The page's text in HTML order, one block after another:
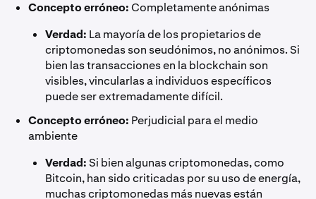
Concepto erróneo:Completamente anónimas
Verdad: La mayoría de los propietarios de
criptomonedas son seudónimos, no anónimos. Si
bien las transacciones en la blockchain son
visibles, vincularlas a individuos específicos
puede ser extremadamente difícil.
Concepto erróneo: Perjudicial para el medio
ambiente
Verdad:Si bien algunas criptomonedas, como
Bitcoin, han sido criticadas por su uso de energía,
muchas criptomonedas más nuevas están